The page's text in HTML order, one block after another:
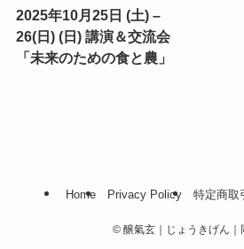
2025年10月25日 (土) –
26(日) (日) 講演＆交流会
「未来のための食と農」
Home Privacy Policy 特定商取
©醸氣玄｜じょうきげん｜